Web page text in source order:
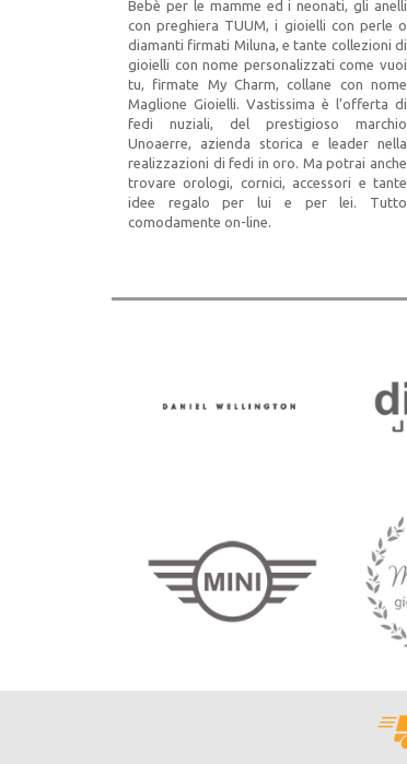
Bebè per le mamme ed i neonati, gli anelli
con preghiera TUUM, i gioielli con perle o
diamanti firmati Miluna, e tante collezioni di
gioielli con nome personalizzati come vuoi
tu, firmate My Charm, collane con nome
Maglione Gioielli. Vastissima è l’offerta di
fedi nuziali, del prestigioso marchio
Unoaerre, azienda storica e leader nella
realizzazioni di fedi in oro. Ma potrai anche
trovare orologi, cornici, accessori e tante
idee regalo per lui e per lei. Tutto
comodamente on-line.